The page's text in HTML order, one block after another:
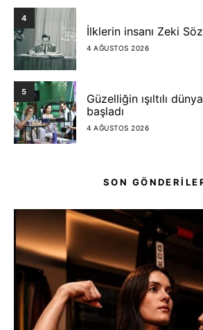
4
İlklerin insanı Zeki
4 AĞUSTOS 2026
5
Güzelliğin ışıltılı
başladı
4 AĞUSTOS 2026
SON